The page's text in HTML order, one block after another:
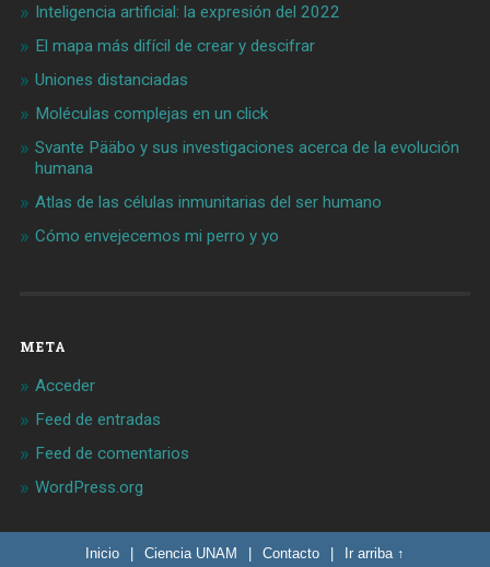
Inteligencia artificial: la expresión del 2022
El mapa más difícil de crear y descifrar
Uniones distanciadas
Moléculas complejas en un click
Svante Pääbo y sus investigaciones acerca de la evolución
humana
Atlas de las células inmunitarias del ser humano
Cómo envejecemos mi perro y yo
META
Acceder
Feed de entradas
Feed de comentarios
WordPress.org
Inicio | Ciencia UNAM | Contacto | Ir arriba ↑